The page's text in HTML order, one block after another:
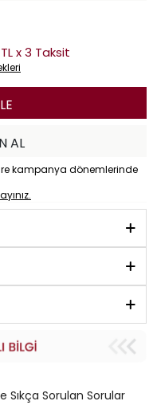
x 3 Taksit
AL
kampanya dönemlerinde
Sıkça Sorulan Sorular